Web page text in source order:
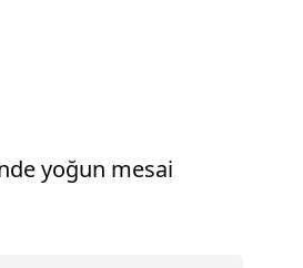
yoğun mesai